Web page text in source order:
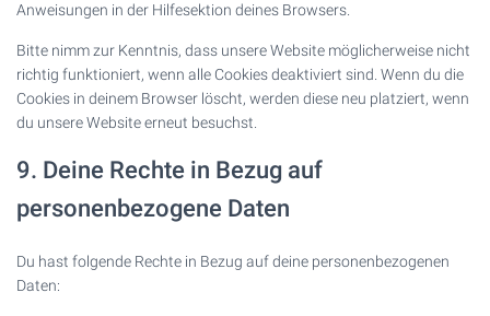
Anweisungen in der Hilfesektion deines Browsers.
Bitte nimm zur Kenntnis, dass unsere Website möglicherweise nicht
richtig funktioniert, wenn alle Cookies deaktiviert sind. Wenn du die
Cookies in deinem Browser löscht, werden diese neu platziert, wenn
du unsere Website erneut besuchst.
9. Deine Rechte in Bezug auf
personenbezogene Daten
Du hast folgende Rechte in Bezug auf deine personenbezogenen
Daten: